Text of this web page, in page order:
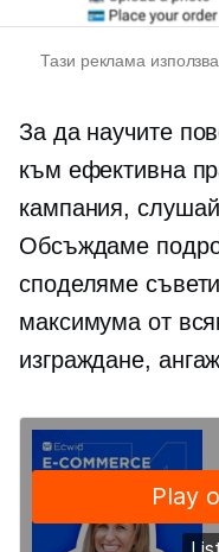
Тази реклама
За да научите
към ефективна
кампания,
Обсъждаме
споделяме
максимума от
изграждане,